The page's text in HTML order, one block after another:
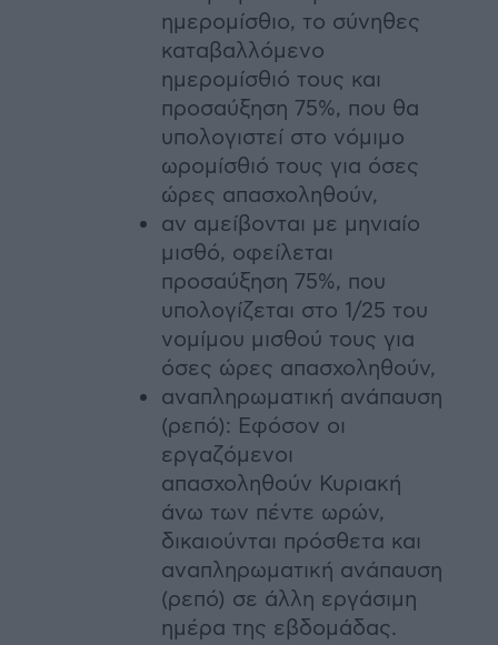
ημερομίσθιο, το σύνηθες
καταβαλλόμενο
ημερομίσθιό τους και
προσαύξηση 75%, που θα
υπολογιστεί στο νόμιμο
ωρομίσθιό τους για όσες
ώρες απασχοληθούν,
αν αμείβονται με μηνιαίο
μισθό, οφείλεται
προσαύξηση 75%, που
υπολογίζεται στο 1/25 του
νομίμου μισθού τους για
όσες ώρες απασχοληθούν,
αναπληρωματική ανάπαυση
(ρεπό): Εφόσον οι
εργαζόμενοι
απασχοληθούν Κυριακή
άνω των πέντε ωρών,
δικαιούνται πρόσθετα και
αναπληρωματική ανάπαυση
(ρεπό) σε άλλη εργάσιμη
ημέρα της εβδομάδας.